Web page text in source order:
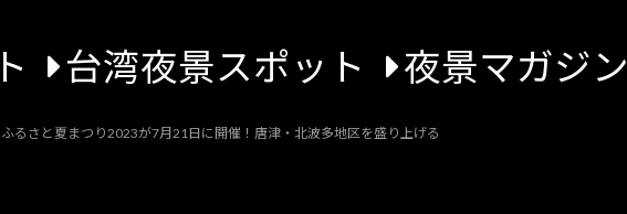
台湾夜景スポット 夜景マガジン
ふるさと夏まつり2023が7月21日に開催！唐津・北波多地区を盛り上げる